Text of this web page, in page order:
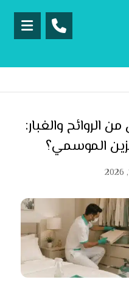
الروائح والغبار:
الموسمي؟